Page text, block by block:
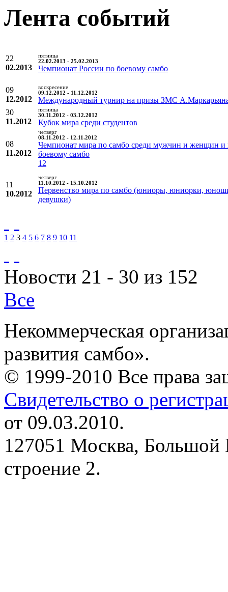
Лента событий
22
02.2013
пятница
22.02.2013 - 25.02.2013
Чемпионат России по боевому самбо
09
12.2012
воскресение
09.12.2012 - 11.12.2012
Международный турнир на призы ЗМС
30
11.2012
пятница
30.11.2012 - 03.12.2012
Кубок мира среди студентов
08
11.2012
четверг
08.11.2012 - 12.11.2012
Чемпионат мира по самбо среди мужчин и женщин и
боевому самбо
12
11
10.2012
четверг
11.10.2012 - 15.10.2012
Первенство мира по самбо (юниоры, юниорки,
девушки)
1 2 3 4 5 6 7 8 9 10 11
Новости 21 - 30 из 152
Все
Некоммерческая
развития самбо».
© 1999-2010 Все права
Свидетельство о
от 09.03.2010.
127051 Москва, Большой
строение 2.